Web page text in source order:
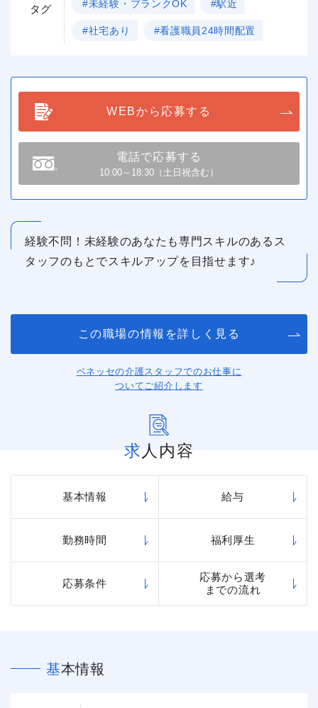
タグ #未経験・ブランクOK #駅近
#社宅あり #看護職員24時間配置
WEBから応募する
電話で応募する
10:00～18:30（土日祝含む）
経験不問！未経験のあなたも専門スキルのあるス
タッフのもとでスキルアップを目指せます♪
この職場の情報を詳しく見る
ベネッセの介護スタッフでのお仕事に
ついてご紹介します
求人内容
基本情報 給与
勤務時間 福利厚生
応募条件
応募から選考
までの流れ
基本情報